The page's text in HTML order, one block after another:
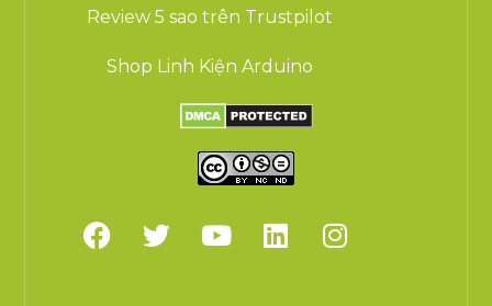
Review 5 sao trên Trustpilot
Shop Linh Kiện Arduino